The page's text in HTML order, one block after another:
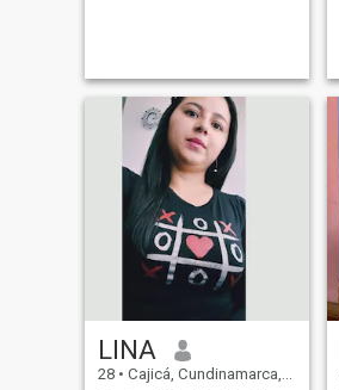
LINA
28 • Cajicá, Cundinamarca, Kolumbien